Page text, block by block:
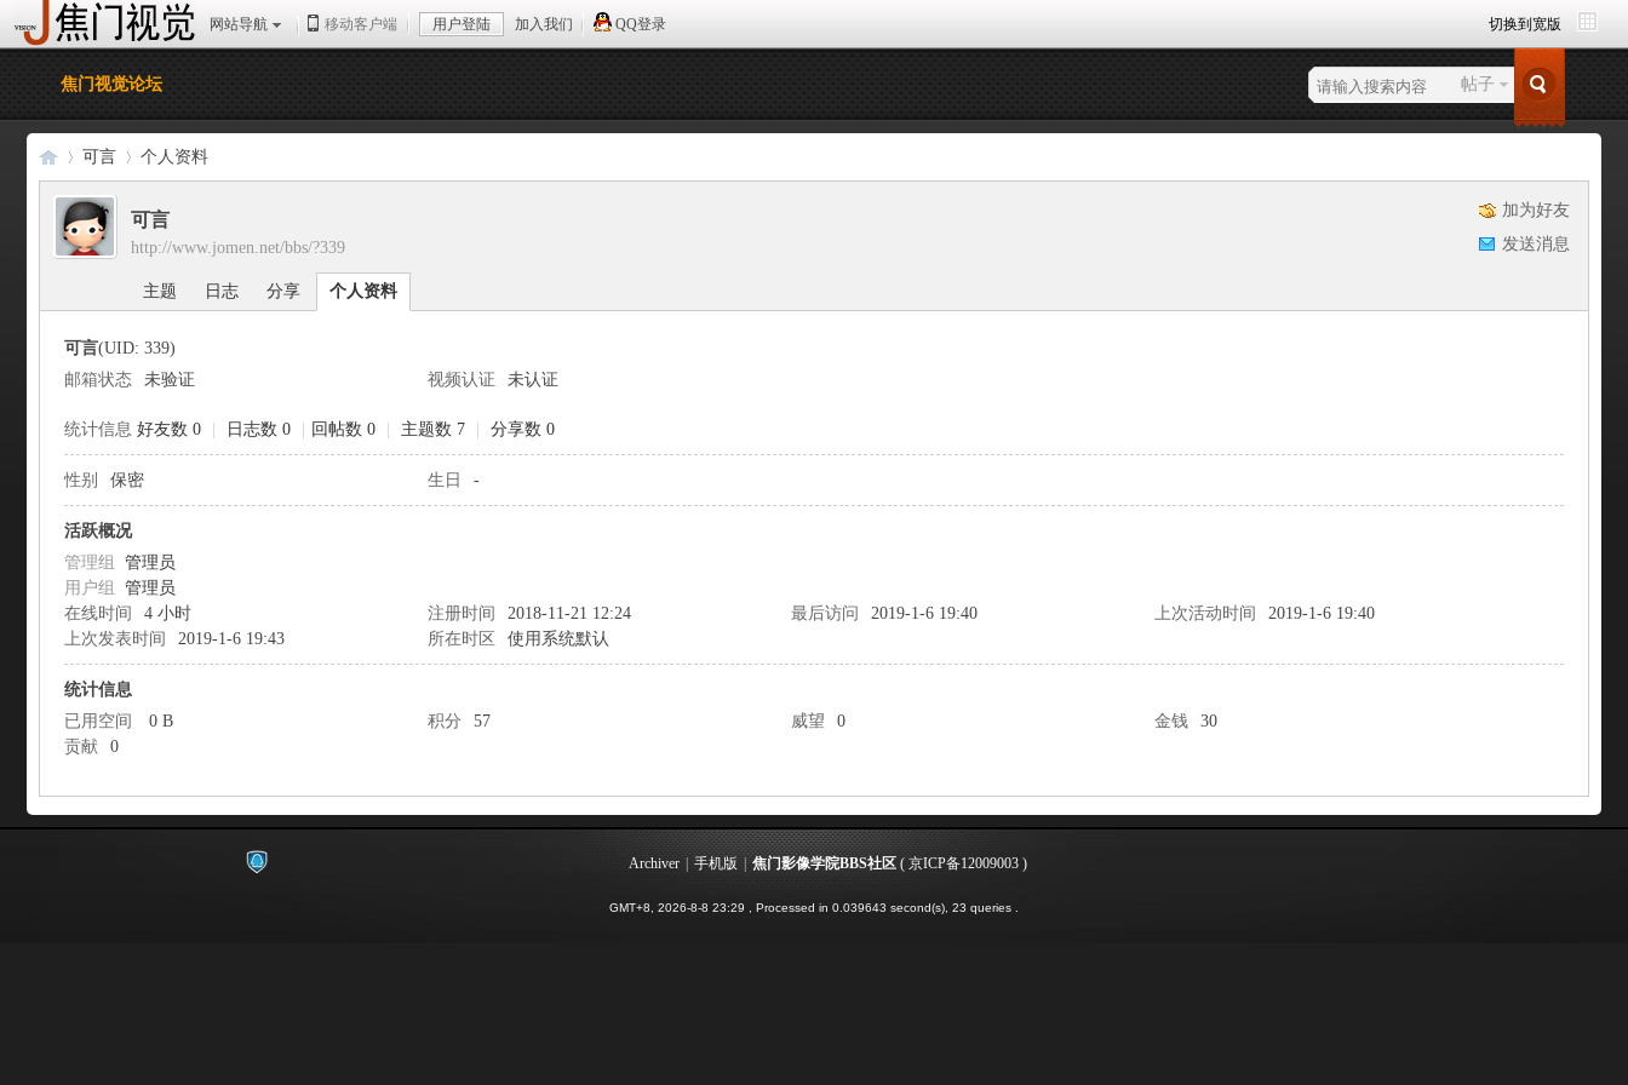
网站导航 移动客户端 用户登陆 加入我们 QQ登录
切换到宽版
帖子
焦门视觉论坛
焦›
可言
›
个人资料
加为好友
发送消息
可言
http://www.jomen.net/bbs/?339
主题 日志 分享 个人资料
可言(UID: 339)
邮箱状态
未验证 视频认证 未认证
统计信息 好友数 0 日志数 0 回帖数 0 主题数 7 分享数 0
性别 保密 生日 -
活跃概况
管理组 管理员
用户组 管理员
在线时间
4 小时 注册时间 2018-11-21 12:24 最后访问 2019-1-6 19:40 上次活动时间
2019-1-6 19:40
上次发表时间
2019-1-6 19:43 所在时区 使用系统默认
统计信息
已用空间
0 B 积分 57 威望 0 金钱
30
贡献
0
Archiver | 手机版 | 焦门影像学院BBS社区( 京ICP备12009003)
GMT+8, 2026-8-8 23:29 , Processed in 0.039643 second(s), 23 queries .